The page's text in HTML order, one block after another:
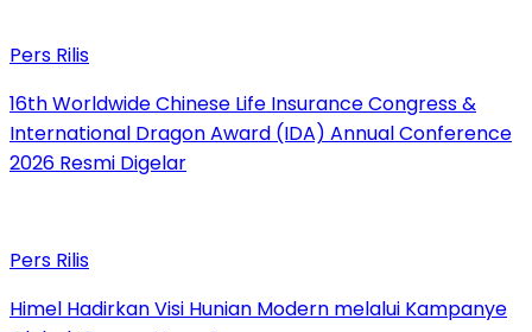
Pers Rilis
16th Worldwide Chinese Life Insurance Congress &
International Dragon Award (IDA) Annual Conference
2026 Resmi Digelar
Pers Rilis
Himel Hadirkan Visi Hunian Modern melalui Kampanye